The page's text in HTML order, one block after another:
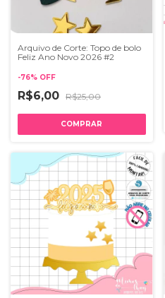
Arquivo de Corte: Topo de bolo
Feliz Ano Novo 2026 #2
-76% OFF
R$6,00 R$25,00